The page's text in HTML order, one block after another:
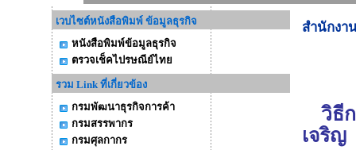
เวบไซต์หนังสือพิมพ์ ข้อมูลธุรกิจ
หนังสือพิมพ์ข้อมูลธุรกิจ
ตรวจเช็คไปรษณีย์ไทย
รวม Link ที่เกี่ยวข้อง
กรมพัฒนาธุรกิจการค้า
กรมสรรพากร
กรมศุลกากร
สำนักงา
วิธี
เจริญ